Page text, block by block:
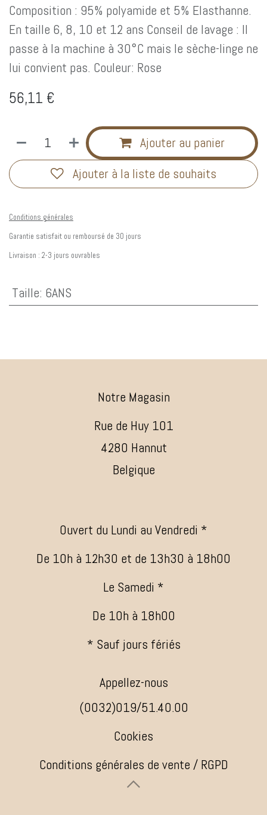
Composition : 95% polyamide et 5% Elasthanne.
En taille 6, 8, 10 et 12 ans Conseil de lavage : Il
passe à la machine à 30°C mais le sèche-linge ne
lui convient pas. Couleur: Rose
56,11 €
Ajouter au panier
Ajouter à la liste de souhaits
Conditions générales
Garantie satisfait ou remboursé de 30 jours
Livraison : 2-3 jours ouvrables
Taille: 6ANS
Notre Magasin
Rue de Huy 101
4280 Hannut
Belgique
Ouvert du Lundi au Vendredi *
De 10h à 12h30 et de 13h30 à 18h00
Le Samedi *
De 10h à 18h00
* Sauf jours fériés
Appellez-nous
(0032)019/51.40.00
Cookies
Conditions générales de vente / RGPD